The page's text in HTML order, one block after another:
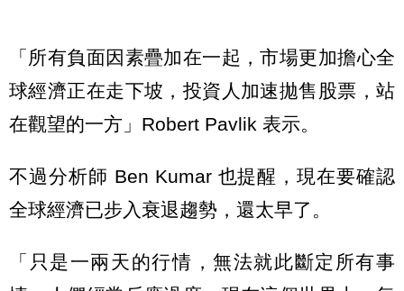
「所有負面因素疊加在一起，市場更加擔心全
球經濟正在走下坡，投資人加速拋售股票，站
在觀望的一方」Robert Pavlik 表示。
不過分析師 Ben Kumar 也提醒，現在要確認
全球經濟已步入衰退趨勢，還太早了。
「只是一兩天的行情，無法就此斷定所有事